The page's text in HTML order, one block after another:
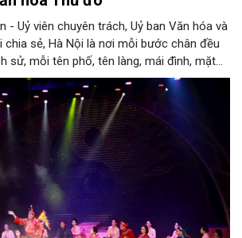
- Uỷ viên chuyên trách, Uỷ ban Văn hóa và
chia sẻ, Hà Nội là nơi mỗi bước chân đều
sử, mỗi tên phố, tên làng, mái đình, mặt
món ăn, làn điệu, nghề thủ công đều có
về chiều sâu văn hiến của dân tộc.
mới, câu hỏi đặt ra không chỉ Hà Nội có
nhiêu văn nghệ sĩ, trí thức, không gian ký
để những giá trị ấy trở thành nguồn lực
mạnh mềm, thành động lực sáng tạo,
tranh của Thủ đô.